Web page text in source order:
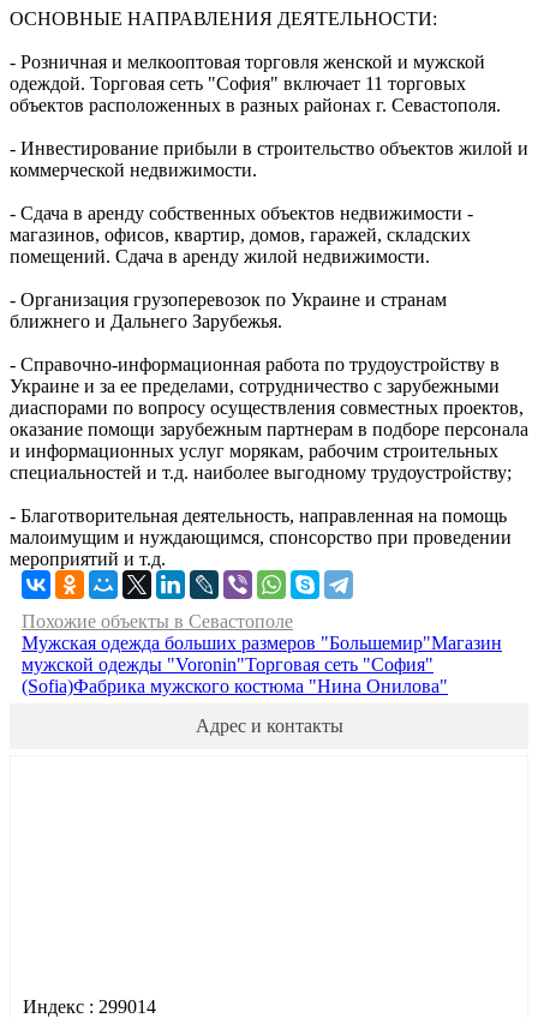
ОСНОВНЫЕ НАПРАВЛЕНИЯ ДЕЯТЕЛЬНОСТИ:
- Розничная и мелкооптовая торговля женской и мужской
одеждой. Торговая сеть "София" включает 11 торговых
объектов расположенных в разных районах г. Севастополя.
- Инвестирование прибыли в строительство объектов жилой и
коммерческой недвижимости.
- Сдача в аренду собственных объектов недвижимости -
магазинов, офисов, квартир, домов, гаражей, складских
помещений. Сдача в аренду жилой недвижимости.
- Организация грузоперевозок по Украине и странам
ближнего и Дальнего Зарубежья.
- Справочно-информационная работа по трудоустройству в
Украине и за ее пределами, сотрудничество с зарубежными
диаспорами по вопросу осуществления совместных проектов,
оказание помощи зарубежным партнерам в подборе персонала
и информационных услуг морякам, рабочим строительных
специальностей и т.д. наиболее выгодному трудоустройству;
- Благотворительная деятельность, направленная на помощь
малоимущим и нуждающимся, спонсорство при проведении
мероприятий и т.д.
Похожие объекты в Севастополе
Мужская одежда больших размеров "Большемир"Магазин
мужской одежды "Voronin"Торговая сеть "София"
(Sofia)Фабрика мужского костюма "Нина Онилова"
Адрес и контакты
Индекс : 299014